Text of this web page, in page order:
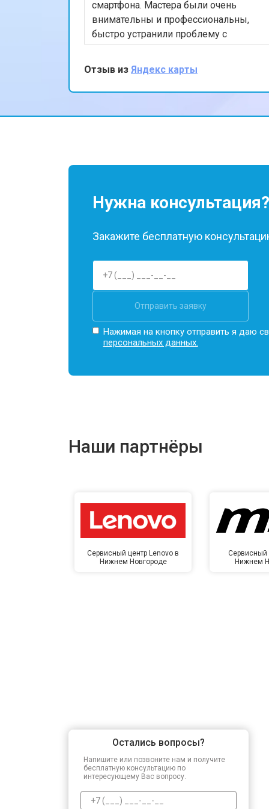
смартфона. Мастера были очень
внимательны и профессиональны,
быстро устранили проблему с
экраном. Я впечатлён качеством
обслуживания и скоростью
выполнения работы. Мой телефон
теперь работает безупречно. Спасибо
Отзыв из Яндекс карты
Нужна консультация?
Закажите бесплатную
Отправить заявку
Нажимая на кнопку отправить я даю
персональных данных.
Наши партнёры
Сервисный центр Lenovo в
Нижнем Новгороде
Сервисный
Нижнем
Остались вопросы?
Напишите или позвоните нам и получите
бесплатную консультацию по
интересующему Вас вопросу.